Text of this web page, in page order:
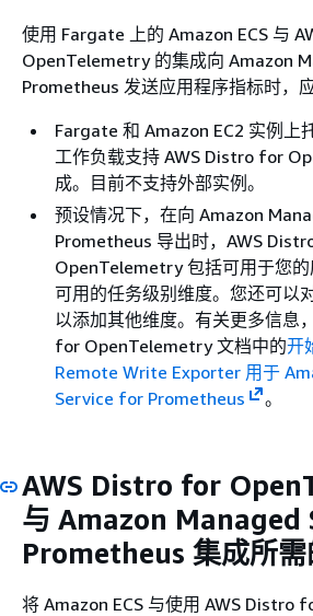
使用 Fargate 上的 Amazon ECS 与
OpenTelemetry 的集成向 Amazon
Prometheus 发送应用程序指标时，
Fargate 和 Amazon EC2 实例上
工作负载支持 AWS Distro for
成。目前不支持外部实例。
预设情况下，在向 Amazon
Prometheus 导出时，AWS
OpenTelemetry 包括可用于您
可用的任务级别维度。您还可以
以添加其他维度。有关更多信息
for OpenTelemetry 文档中的开
Remote Write Exporter 用于
Service for Prometheus
。
AWS Distro for
与 Amazon Managed
Prometheus 集成所
将 Amazon ECS 与使用 AWS Distro